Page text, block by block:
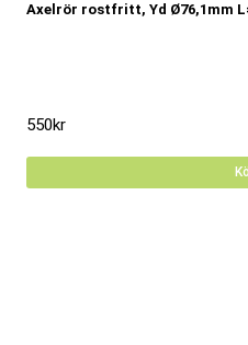
Axelrör rostfritt, Yd Ø76,1mm
550kr